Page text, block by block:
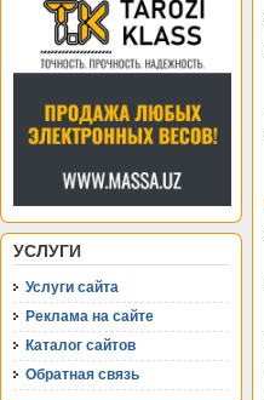
УСЛУГИ
Услуги сайта
Реклама на сайте
Каталог сайтов
Обратная связь